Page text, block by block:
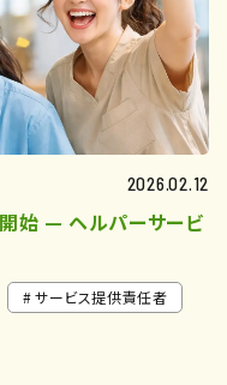
2026.02.12
開始 — ヘルパーサービ
サービス提供責任者